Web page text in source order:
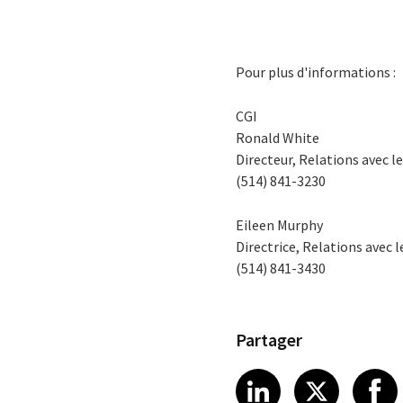
Pour plus d'informations :
CGI
Ronald White
Directeur, Relations avec
(514) 841-3230
Eileen Murphy
Directrice, Relations avec
(514) 841-3430
Partager
Share article
LinkedIn
Share
X